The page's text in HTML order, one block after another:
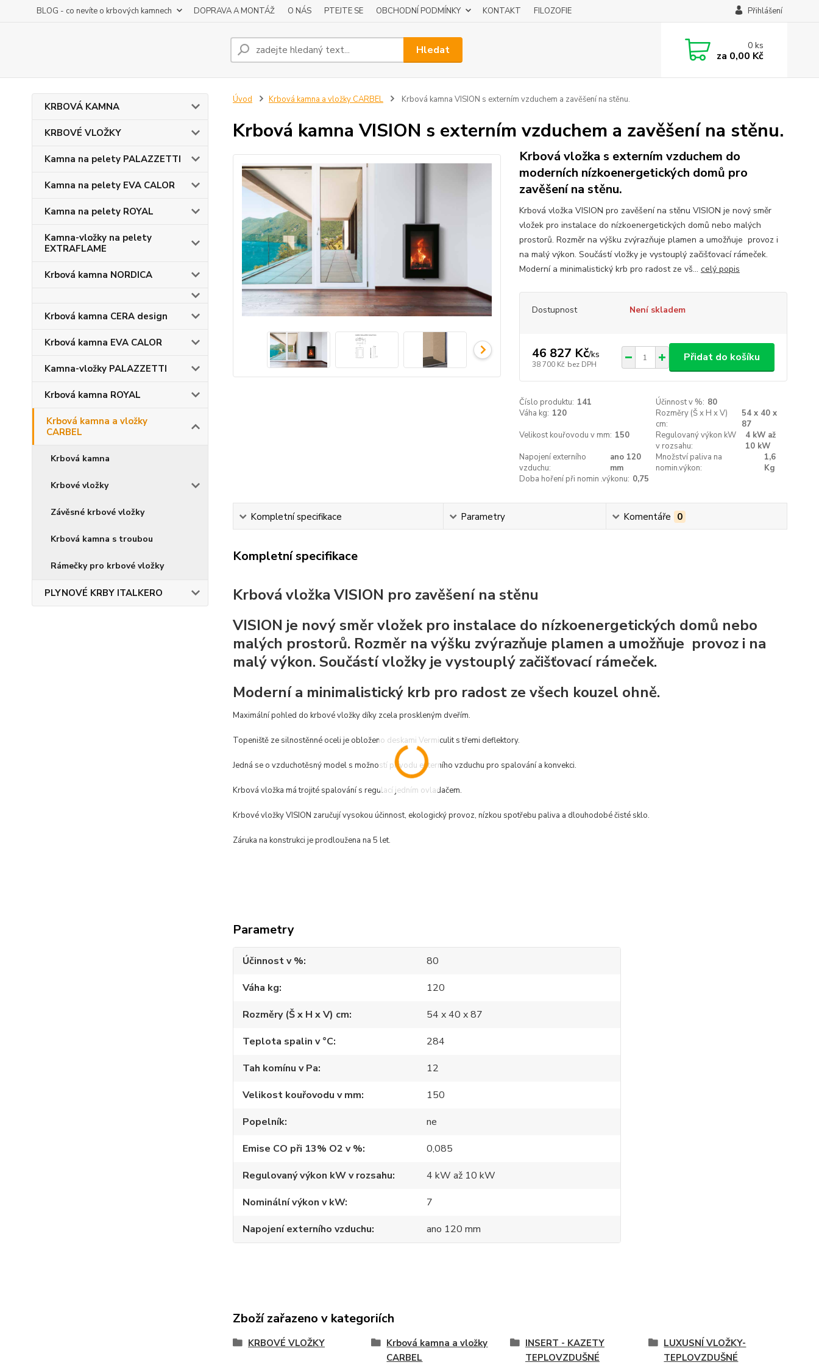
BLOG - co nevíte o krbových kamnech DOPRAVA A MONTÁŽ O NÁS PTEJTE SE OBCHODNÍ PODMÍNKY KONTAKT FILOZOFIE Přihlášení
Hledat 0ks
za 0,00 Kč
KRBOVÁ KAMNA
KRBOVÉ VLOŽKY
Kamna na pelety PALAZZETTI
Kamna na pelety EVA CALOR
Kamna na pelety ROYAL
Kamna-vložky na pelety
EXTRAFLAME
Krbová kamna NORDICA
Krbová kamna CERA design
Krbová kamna EVA CALOR
Kamna-vložky PALAZZETTI
Krbová kamna ROYAL
Krbová kamna a vložky
CARBEL
Krbová kamna
Krbové vložky
Závěsné krbové vložky
Krbová kamna s troubou
Rámečky pro krbové vložky
PLYNOVÉ KRBY ITALKERO
Úvod Krbová kamna a vložky CARBEL Krbová kamna VISION s externím vzduchem a zavěšení na stěnu.
Krbová kamna VISION s externím vzduchem a zavěšení na stěnu.
Krbová vložka s externím vzduchem do
moderních nízkoenergetických domů pro
zavěšení na stěnu.
Krbová vložka VISION pro zavěšení na stěnu VISION je nový směr
vložek pro instalace do nízkoenergetických domů nebo malých
prostorů. Rozměr na výšku zvýrazňuje plamen a umožňuje provoz i
na malý výkon. Součástí vložky je vystouplý začišťovací rámeček.
Moderní a minimalistický krb pro radost ze vš... celý popis
Dostupnost Není skladem
46 827 Kč/ks
38 700 Kč bez DPH
Přidat do košíku
Číslo produktu: 141 Účinnost v %: 80
Váha kg: 120
Rozměry (Š x H x V)
cm:
54 x 40 x
87
Velikost kouřovodu v mm: 150
Regulovaný výkon kW
v rozsahu:
4 kW až
10 kW
Napojení externího
vzduchu:
ano 120
mm
Množství paliva na
nomin.výkon:
1,6
Kg
Doba hoření při nomin .výkonu: 0,75
Kompletní specifikace Parametry Komentáře 0
Kompletní specifikace
Krbová vložka VISION pro zavěšení na stěnu
VISION je nový směr vložek pro instalace do nízkoenergetických domů nebo
malých prostorů. Rozměr na výšku zvýrazňuje plamen a umožňuje provoz i na
malý výkon. Součástí vložky je vystouplý začišťovací rámeček.
Moderní a minimalistický krb pro radost ze všech kouzel ohně.
Maximální pohled do krbové vložky díky zcela proskleným dveřím.
Topeniště ze silnostěnné oceli je obloženo deskami Vermiculit s třemi deflektory.
Jedná se o vzduchotěsný model s možností přívodu externího vzduchu pro spalování a konvekci.
Krbová vložka má trojité spalování s regulací jedním ovladačem.
Krbové vložky VISION zaručují vysokou účinnost, ekologický provoz, nízkou spotřebu paliva a dlouhodobé čisté sklo.
Záruka na konstrukci je prodloužena na 5 let.
Parametry
Účinnost v %
80
Váha kg
120
Rozměry (Š x H x V) cm
54 x 40 x 87
Teplota spalin v °C
284
Tah komínu v Pa
12
Velikost kouřovodu v mm
150
Popelník
ne
Emise CO při 13% O2 v %
0,085
Regulovaný výkon kW v rozsahu
4 kW až 10 kW
Nominální výkon v kW
7
Napojení externího vzduchu
ano 120 mm
Zboží zařazeno v kategoriích
KRBOVÉ VLOŽKY
Krbová kamna a vložky
CARBEL
INSERT - KAZETY
TEPLOVZDUŠNÉ
LUXUSNÍ VLOŽKY-
TEPLOVZDUŠNÉ